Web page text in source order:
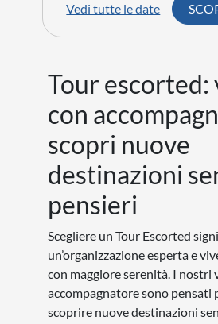
Vedi tutte le date
GIORNI
Terre delle
Capo Nord